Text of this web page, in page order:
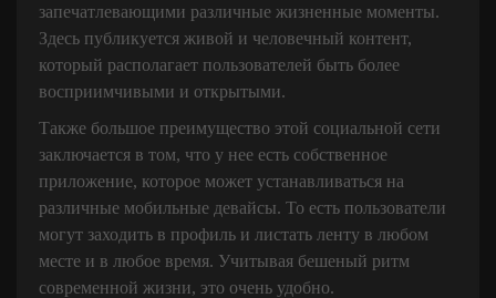
запечатлевающими различные жизненные моменты.
Здесь публикуется живой и человечный контент,
который располагает пользователей быть более
восприимчивыми и открытыми.
Также большое преимущество этой социальной сети
заключается в том, что у нее есть собственное
приложение, которое может устанавливаться на
различные мобильные девайсы. То есть пользователи
могут заходить в профиль и листать ленту в любом
месте и в любое время. Учитывая бешеный ритм
современной жизни, это очень удобно.